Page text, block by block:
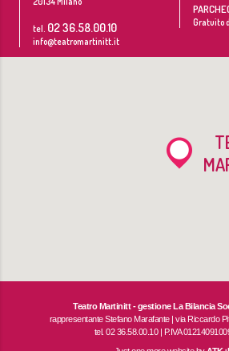
tel. 02 36.58.00.10
info@teatromartinitt.it
Gratuito
Teatro Martinitt - gestione La Bilancia
rappresentante Stefano Marafante | via Riccardo
tel. 02 36.58.00.10 | P.IVA